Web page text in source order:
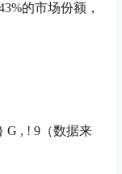
的市场份额，
G , ! 9 （数据来